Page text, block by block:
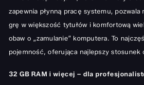
zapewnia płynną pracę systemu, pozwala
grę w większość tytułów i komfortową
obaw o „zamulanie” komputera. To
pojemność, oferująca najlepszy stosunek
32 GB RAM i więcej – dla